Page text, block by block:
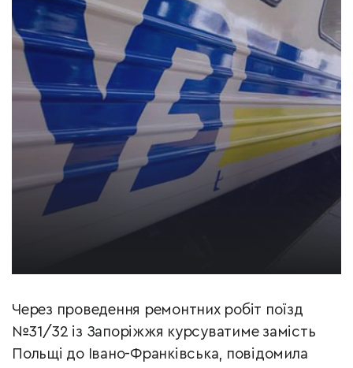
Через проведення ремонтних робіт поїзд
№31/32 із Запоріжжя курсуватиме замість
Польщі до Івано-Франківська, повідомила